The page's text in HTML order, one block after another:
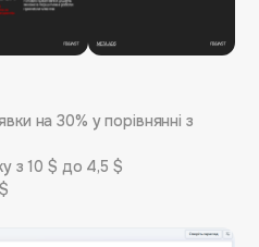
на 30% у порівнянні з
з 10 $ до 4,5 $